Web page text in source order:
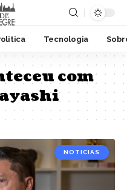
Tecnologia
com
NOTICIAS